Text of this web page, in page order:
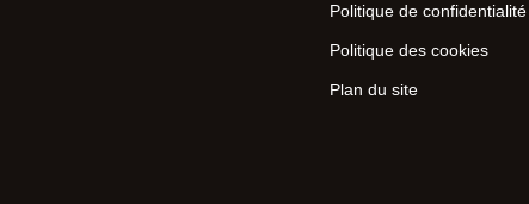
Politique de confidentialité
Politique des cookies
Plan du site